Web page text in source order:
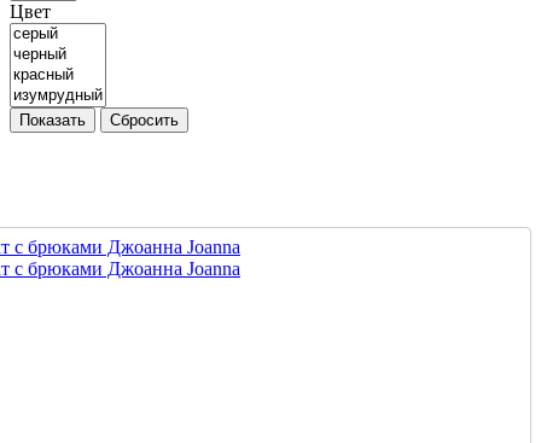
Цвет
Показать Сбросить